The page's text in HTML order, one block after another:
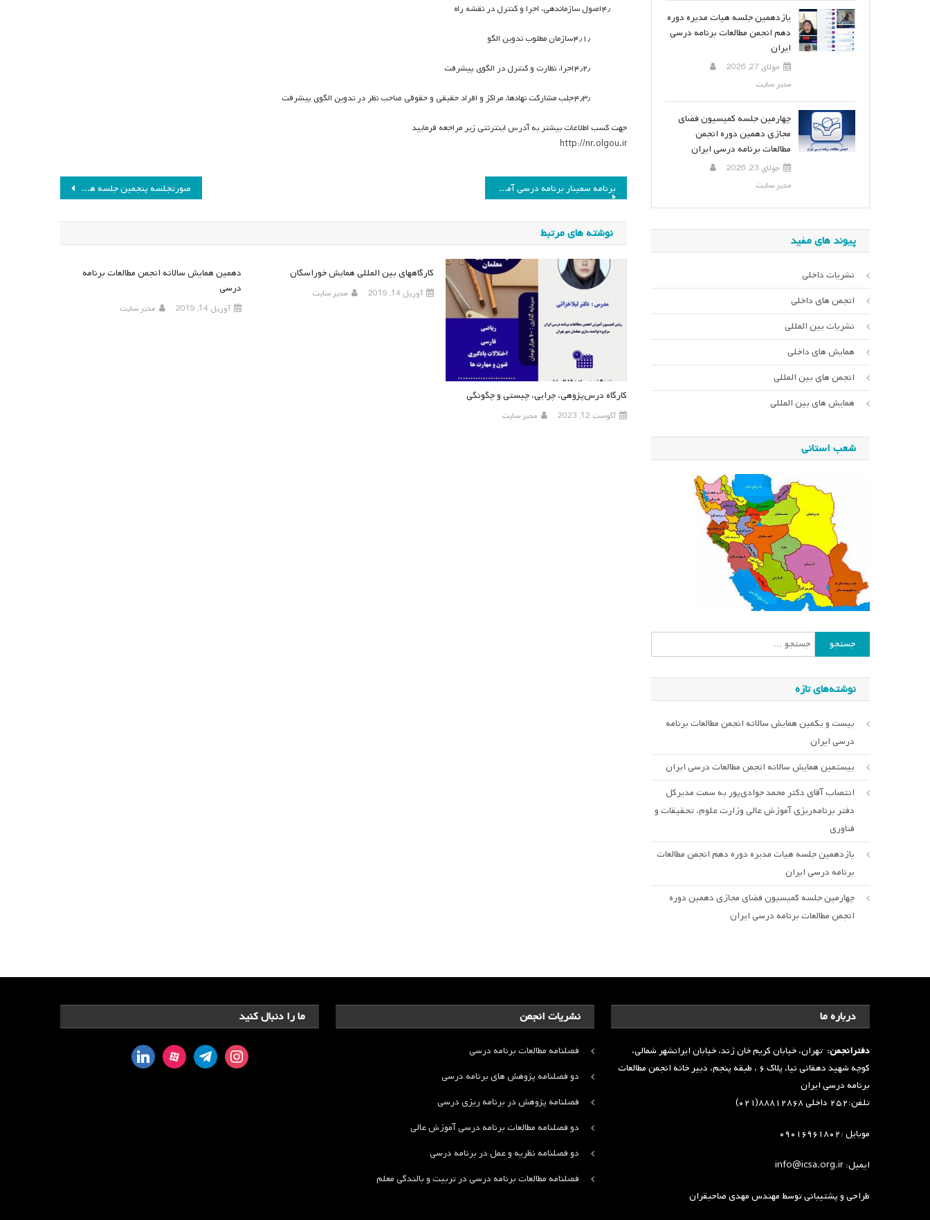
۴٫اصول سازماندهی، اجرا و کنترل در نقشه راه
۴٫۱٫سازمان مطلوب تدوین الگو
۴٫۲٫اجرا، نظارت و کنترل در الگوی پیشرفت
۴٫۳٫جلب مشارکت نهادها، مراکز و افراد حقیقی و حقوقی صاحب نظر در تدوین الگوی پیشرفت
جهت کسب اطلاعات بیشتر به آدرس اینترنتی زیر مراجعه فرمایید
http://nr.olgou.ir
راهبری
نوشته
صورتجلسه پنجمین جلسه هیئت مدیره انجمن مطالعات برنامه درسی ایران برنامه سمینار برنامه درسی آموزش زبان انگلیسی ۵ خرداد ماه
نوشته های مرتبط
دهمین همایش سالانه انجمن مطالعات برنامه
درسی
آوریل 14, 2019 مدیر سایت
کارگاههای بین المللی همایش خوراسگان
آوریل 14, 2019 مدیر سایت
کارگاه درس‌پژوهی، چرایی، چیستی و چگونگی
آگوست 12, 2023 مدیر سایت
یازدهمین جلسه هیات مدیره دوره
دهم انجمن مطالعات برنامه درسی
ایران
جولای 27, 2026
مدیر سایت
چهارمین جلسه کمیسیون فضای
مجازی دهمین دوره انجمن
مطالعات برنامه درسی ایران
جولای 23, 2026
مدیر سایت
پیوند های مفید
نشریات داخلی
انجمن های داخلی
نشریات بین المللی
همایش های داخلی
انجمن های بین المللی
همایش های بین المللی
شعب استانی
جستجو
برای:
نوشته‌های تازه
بیست و یکمین همایش سالانه انجمن مطالعات برنامه
درسی ایران
بیستمین همایش سالانه انجمن مطالعات درسی ایران
انتصاب آقای دکتر محمد جوادی‌پور به سمت مدیرکل
دفتر برنامه‌ریزی آموزش عالی وزارت علوم، تحقیقات و
فناوری
یازدهمین جلسه هیات مدیره دوره دهم انجمن مطالعات
برنامه درسی ایران
چهارمین جلسه کمیسیون فضای مجازی دهمین دوره
انجمن مطالعات برنامه درسی ایران
ما را دنبال کنید
instagram
telegram
aparat
linkedin
نشریات انجمن
فصلنامه مطالعات برنامه درسی
دو فصلنامه پژوهش های برنامه درسی
فصلنامه پژوهش در برنامه ریزی درسی
دو فصلنامه مطالعات برنامه درسی آموزش عالی
دو فصلنامه نظریه و عمل در برنامه درسی
فصلنامه مطالعات برنامه درسی در تربیت و بالندگی معلم
درباره ما
دفترانجمن: تهران، خیابان کریم خان زند، خیابان ایرانشهر شمالی،
کوچه شهید دهقانی نیا، پلاک ۶ ، طبقه پنجم، دبیر خانه انجمن مطالعات
برنامه درسی ایران
تلفن:۲۵۲ داخلی ۸۸۸۱۲۸۶۸(۰۲۱)
موبایل :۰۹۰۱۶۹۶۱۸۰۲
ایمیل: info@icsa.org.ir
طراحی و پشتیبانی توسطمهندس مهدی صاحبقران